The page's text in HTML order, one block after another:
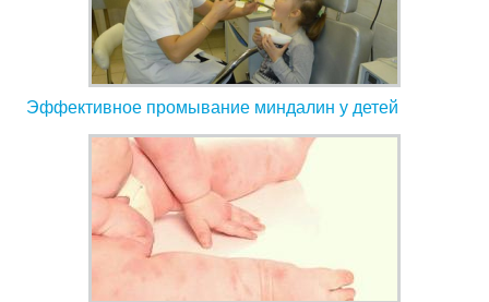
Эффективное промывание миндалин у детей